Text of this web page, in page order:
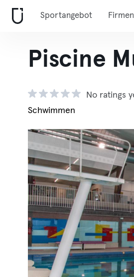
Sportangebot
Piscine
No ratings
Schwimmen